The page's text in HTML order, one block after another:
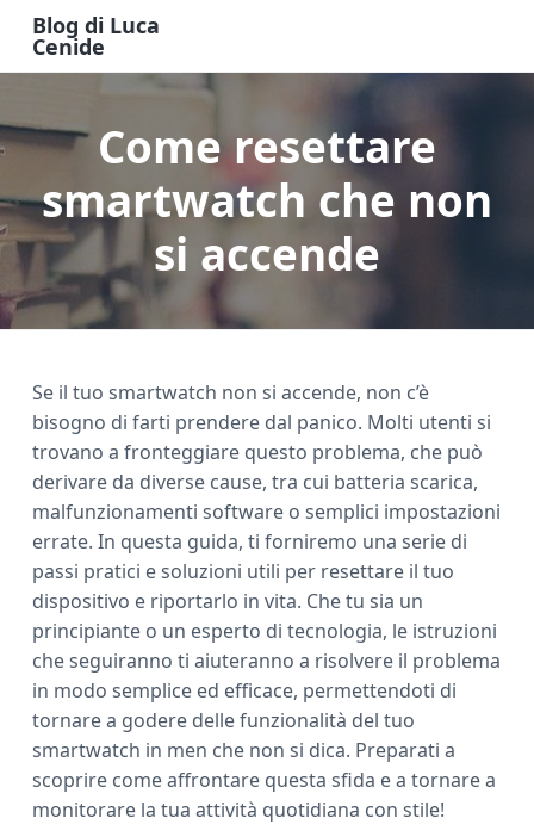
i
t
m
a
i
c
i
t
p
r
i
a
i
t
f
o
o
e
Blog di Luca
Cenide
d
i
c
a
C
e
n
d
Come resettare
smartwatch che non
si accende
Se il tuo smartwatch non si accende, non c’è
bisogno di farti prendere dal panico. Molti utenti si
trovano a fronteggiare questo problema, che può
derivare da diverse cause, tra cui batteria scarica,
malfunzionamenti software o semplici impostazioni
errate. In questa guida, ti forniremo una serie di
passi pratici e soluzioni utili per resettare il tuo
dispositivo e riportarlo in vita. Che tu sia un
principiante o un esperto di tecnologia, le istruzioni
che seguiranno ti aiuteranno a risolvere il problema
in modo semplice ed efficace, permettendoti di
tornare a godere delle funzionalità del tuo
smartwatch in men che non si dica. Preparati a
scoprire come affrontare questa sfida e a tornare a
monitorare la tua attività quotidiana con stile!